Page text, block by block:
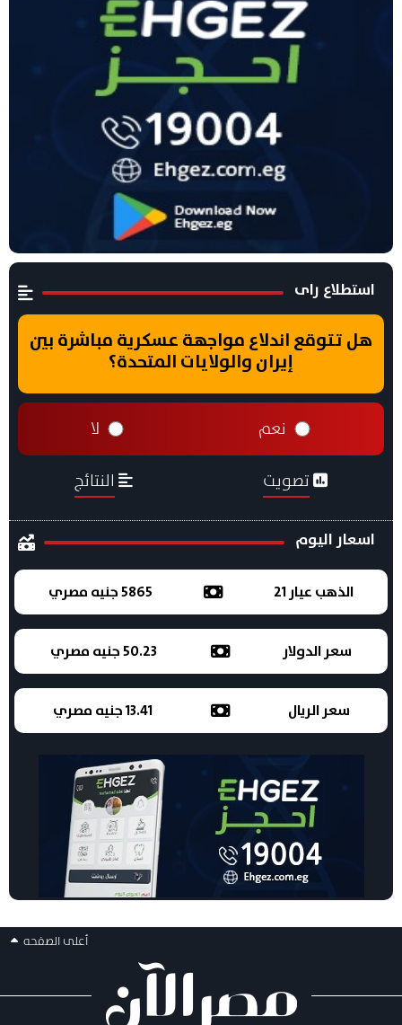
استطلاع راى
هل تتوقع اندلاع مواجهة عسكرية مباشرة بين
إيران والولايات المتحدة؟
نعم لا
تصويت النتائج
اسعار اليوم
الذهب عيار 21 5865 جنيه مصري
سعر الدولار 50.23 جنيه مصري
سعر الريال 13.41 جنيه مصري
أعلى الصفحه